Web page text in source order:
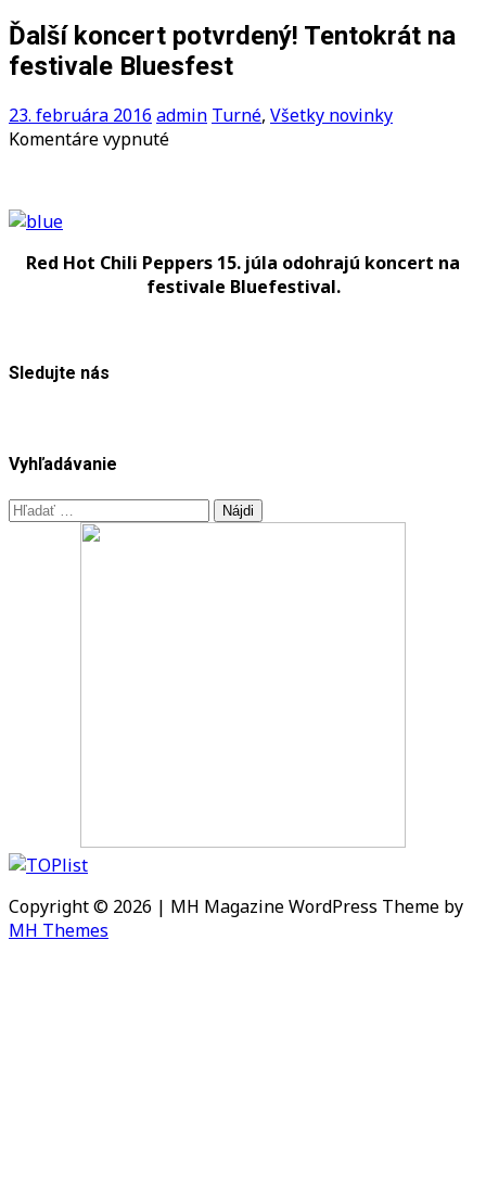
Ďalší koncert potvrdený! Tentokrát na
festivale Bluesfest
23. februára 2016 admin Turné, Všetky novinky
Komentáre vypnuténa
na
festivale
Red Hot Chili Peppers 15. júla odohrajú koncert na
festivale Bluefestival.
Sledujte nás
Vyhľadávanie
Hľadať:
Copyright © 2026 | MH Magazine WordPress Theme by
MH Themes